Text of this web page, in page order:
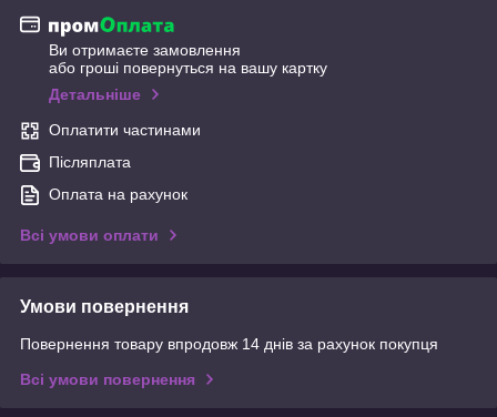
Ви отримаєте замовлення
або гроші повернуться на вашу картку
Детальніше
Оплатити частинами
Післяплата
Оплата на рахунок
Всі умови оплати
Умови повернення
Повернення товару впродовж 14 днів за рахунок покупця
Всі умови повернення